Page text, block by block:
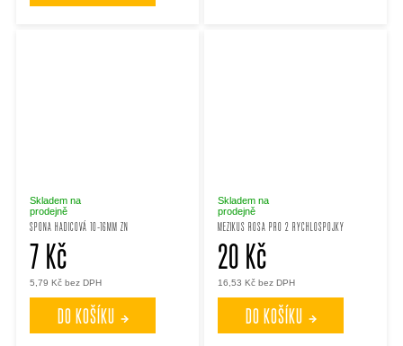
SPONA HADICOVÁ 10-16MM ZN
Skladem na
prodejně
5,79 Kč bez DPH
7 Kč
DO KOŠÍKU
MEZIKUS ROSA PRO 2 RYCHLOSPOJKY
Skladem na
prodejně
16,53 Kč bez DPH
20 Kč
DO KOŠÍKU